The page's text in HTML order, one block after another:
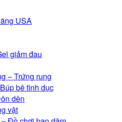
USA
giảm đau
– Trứng rung
bê tình dục
dên
vật